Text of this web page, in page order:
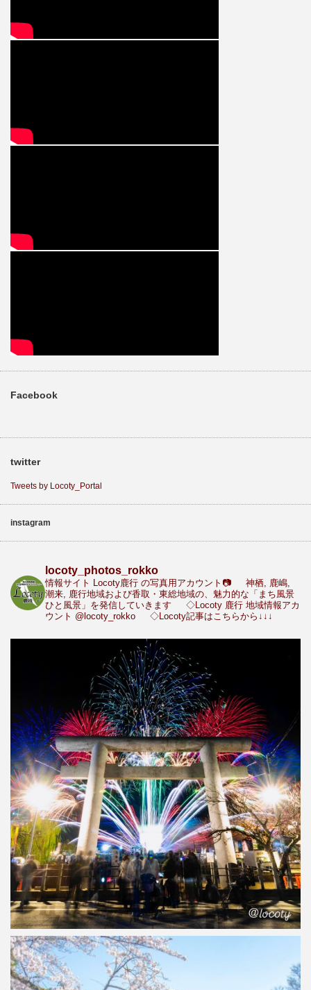
Facebook
twitter
Tweets by Locoty_Portal
instagram
locoty_photos_rokko
情報サイト Locoty鹿行 の写真用アカウント📷
神栖, 鹿嶋,
潮来, 鹿行地域および香取・東総地域の、魅力的な「まち風景
ひと風景」を発信していきます
◇Locoty 鹿行 地域情報アカ
ウント @locoty_rokko ◇Locoty記事はこちらから↓↓↓